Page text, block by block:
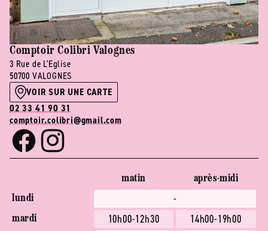
Comptoir Colibri Valognes
3 Rue de L'Eglise
50700 VALOGNES
VOIR SUR UNE CARTE
02 33 41 90 31
comptoir.colibri@gmail.com
matin
après-midi
lundi
-
mardi 10h00-12h30 14h00-19h00